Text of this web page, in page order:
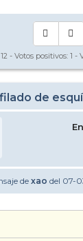
12 - Votos positivos: 1 -
de
de xao del 07-